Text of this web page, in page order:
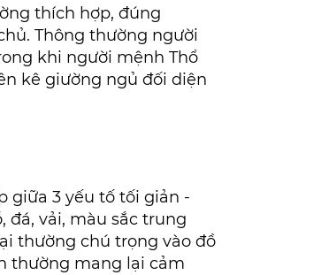
thích hợp, đúng
Thông thường người
khi người mệnh Thổ
kê giường ngủ đối diện
giữa 3 yếu tố tối giản -
vải, màu sắc trung
thường chú trọng vào đồ
thường mang lại cảm